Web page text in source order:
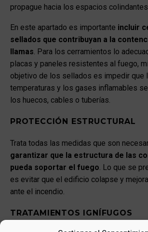
propague hacia los espacios
En este apartado es importante incluir
sellados que contribuyan a la
llamas. Para los cerramientos lo
placas y paneles resistentes al fuego,
objetivo de los sellados es impedir que
temperaturas y los gases inflamables
los huecos, cables o tuberías.
PROTECCIÓN ESTRUCTURAL
Trata todas las medidas que son
garantizar que la estructura de las
pueda soportar el fuego . Lo que se
es evitar que el edificio colapse y
ante el incendio.
TRATAMIENTOS IGNÍFUGOS